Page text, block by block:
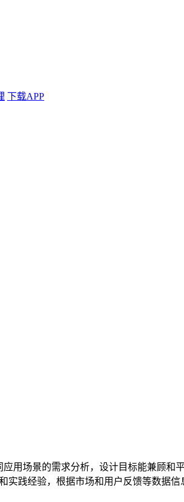
下载APP
用场景的需求分析，设计目标能兼顾和
实践经验，根据市场和用户反馈等数据